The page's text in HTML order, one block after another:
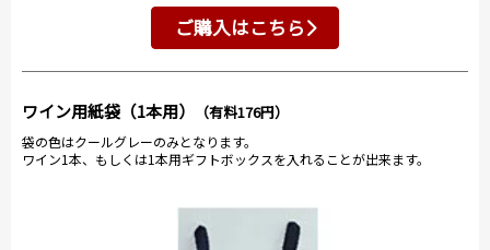
ご購入はこちら
ワイン用紙袋（1本用） （有料176円）
袋の色はクールグレーのみとなります。
ワイン1本、もしくは1本用ギフトボックスを入れることが出来ます。